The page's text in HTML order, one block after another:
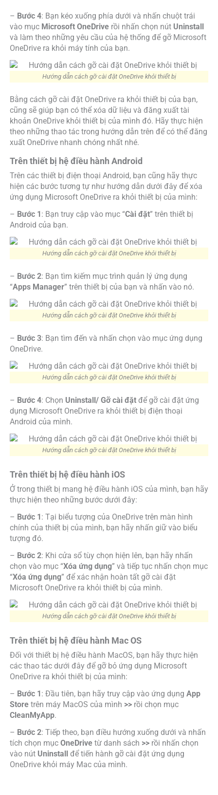
– Bước 4: Bạn kéo xuống phía dưới và nhấn chuột trái
vào mục Microsoft OneDrive rồi nhấn chọn nút Uninstall
và làm theo những yêu cầu của hệ thống để gỡ Microsoft
OneDrive ra khỏi máy tính của bạn.
Hướng dẫn cách gỡ cài đặt OneDrive khỏi thiết bị
Bằng cách gỡ cài đặt OneDrive ra khỏi thiết bị của bạn,
cũng sẽ giúp bạn có thể xóa dữ liệu và đăng xuất tài
khoản OneDrive khỏi thiết bị của mình đó. Hãy thực hiện
theo những thao tác trong hướng dẫn trên để có thể đăng
xuất OneDrive nhanh chóng nhất nhé.
Trên thiết bị hệ điều hành Android
Trên các thiết bị điện thoại Android, bạn cũng hãy thực
hiện các bước tương tự như hướng dẫn dưới đây để xóa
ứng dụng Microsoft OneDrive ra khỏi thiết bị của mình:
– Bước 1 : Bạn truy cập vào mục “Cài đặt” trên thiết bị
Android của bạn.
Hướng dẫn cách gỡ cài đặt OneDrive khỏi thiết bị
– Bước 2: Bạn tìm kiếm mục trình quản lý ứng dụng
“Apps Manager” trên thiết bị của bạn và nhấn vào nó.
Hướng dẫn cách gỡ cài đặt OneDrive khỏi thiết bị
– Bước 3: Bạn tìm đến và nhấn chọn vào mục ứng dụng
OneDrive.
Hướng dẫn cách gỡ cài đặt OneDrive khỏi thiết bị
– Bước 4: Chọn Uninstall/ Gỡ cài đặt để gỡ cài đặt ứng
dụng Microsoft OneDrive ra khỏi thiết bị điện thoại
Android của mình.
Hướng dẫn cách gỡ cài đặt OneDrive khỏi thiết bị
Trên thiết bị hệ điều hành iOS
Ở trong thiết bị mang hệ điều hành iOS của mình, bạn hãy
thực hiện theo những bước dưới đây:
– Bước 1 : Tại biểu tượng của OneDrive trên màn hình
chính của thiết bị của mình, bạn hãy nhấn giữ vào biểu
tượng đó.
– Bước 2: Khi cửa sổ tùy chọn hiện lên, bạn hãy nhấn
chọn vào mục “Xóa ứng dụng” và tiếp tục nhấn chọn mục
“Xóa ứng dụng” để xác nhận hoàn tất gỡ cài đặt
Microsoft OneDrive ra khỏi thiết bị của mình.
Hướng dẫn cách gỡ cài đặt OneDrive khỏi thiết bị
Trên thiết bị hệ điều hành Mac OS
Đối với thiết bị hệ điều hành MacOS, bạn hãy thực hiện
các thao tác dưới đây để gỡ bỏ ứng dụng Microsoft
OneDrive ra khỏi thiết bị của mình:
– Bước 1 : Đầu tiên, bạn hãy truy cập vào ứng dụng App
Store trên máy MacOS của mình >> rồi chọn mục
CleanMyApp.
– Bước 2: Tiếp theo, bạn điều hướng xuống dưới và nhấn
tích chọn mục OneDrive từ danh sách >> rồi nhấn chọn
vào nút Uninstall để tiến hành gỡ cài đặt ứng dụng
OneDrive khỏi máy Mac của mình.